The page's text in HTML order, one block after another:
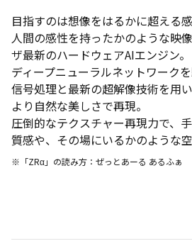
目指すのは想像をはるかに超える感
人間の感性を持ったかのような映
ザ最新のハードウェアAIエンジン。
ディープニューラルネットワーク
信号処理と最新の超解像技術を用
より自然な美しさで再現。
圧倒的なテクスチャー再現力で、
質感や、その場にいるかのような
※「ZRα」の読み方：ぜっとあーる あるふぁ